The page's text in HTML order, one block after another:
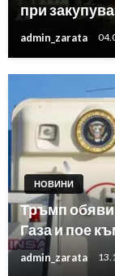
при
admin_zarata
НОВИНИ
Тръмп обяви
Газа и пое
admin_zarata